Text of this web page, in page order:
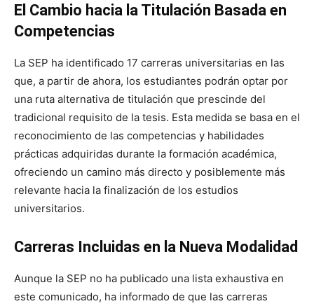
El Cambio hacia la Titulación Basada en
Competencias
La SEP ha identificado 17 carreras universitarias en las
que, a partir de ahora, los estudiantes podrán optar por
una ruta alternativa de titulación que prescinde del
tradicional requisito de la tesis. Esta medida se basa en el
reconocimiento de las competencias y habilidades
prácticas adquiridas durante la formación académica,
ofreciendo un camino más directo y posiblemente más
relevante hacia la finalización de los estudios
universitarios.
Carreras Incluidas en la Nueva Modalidad
Aunque la SEP no ha publicado una lista exhaustiva en
este comunicado, ha informado de que las carreras